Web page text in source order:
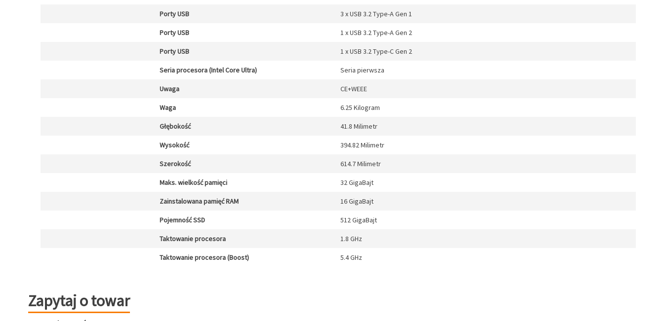
Porty USB 3 x USB 3.2 Type-A Gen 1
Porty USB 1 x USB 3.2 Type-A Gen 2
Porty USB 1 x USB 3.2 Type-C Gen 2
Seria procesora (Intel Core Ultra) Seria pierwsza
Uwaga CE+WEEE
Waga 6.25 Kilogram
Głębokość 41.8 Milimetr
Wysokość 394.82 Milimetr
Szerokość 614.7 Milimetr
Maks. wielkość pamięci 32 GigaBajt
Zainstalowana pamięć RAM 16 GigaBajt
Pojemność SSD 512 GigaBajt
Taktowanie procesora 1.8 GHz
Taktowanie procesora (Boost) 5.4 GHz
Zapytaj o towar
Zapytaj o towar